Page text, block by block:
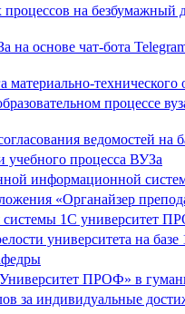
на
на основе чат-бота
материально-
процессе
ведомостей
учебного процесса ВУЗа
информационной
«Органайзер
1С университет
университета на
ПРОФ» в
за индивидуальные